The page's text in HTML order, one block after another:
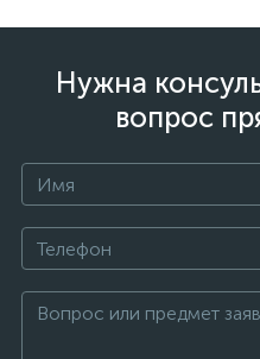
Нужна
вопрос